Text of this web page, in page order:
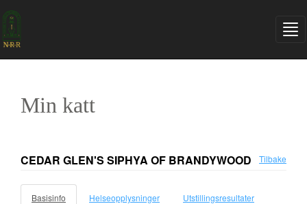
Min katt
CEDAR GLEN'S SIPHYA OF BRANDYWOOD Tilbake
Basisinfo Helseopplysninger Utstillingsresultater